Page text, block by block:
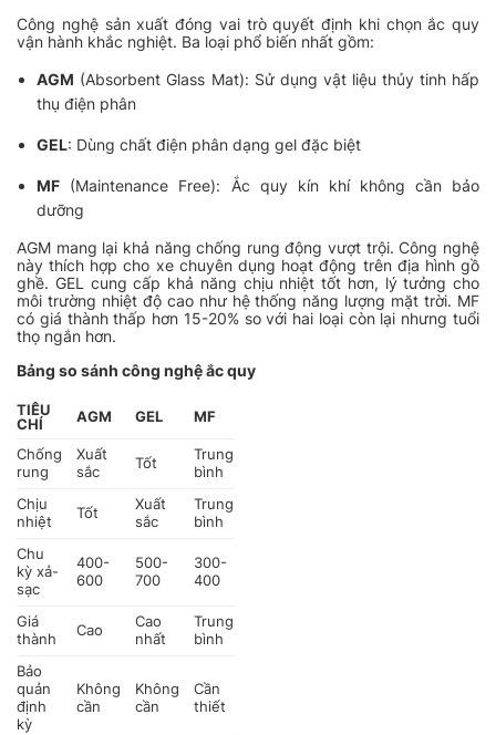
Công nghệ sản xuất đóng vai trò quyết định khi chọn ắc quy
vận hành khắc nghiệt. Ba loại phổ biến nhất gồm:
AGM (Absorbent Glass Mat): Sử dụng vật liệu thủy tinh hấp
thụ điện phân
GEL: Dùng chất điện phân dạng gel đặc biệt
MF (Maintenance Free): Ắc quy kín khí không cần bảo
dưỡng
AGM mang lại khả năng chống rung động vượt trội. Công nghệ
này thích hợp cho xe chuyên dụng hoạt động trên địa hình gồ
ghề. GEL cung cấp khả năng chịu nhiệt tốt hơn, lý tưởng cho
môi trường nhiệt độ cao như hệ thống năng lượng mặt trời. MF
có giá thành thấp hơn 15-20% so với hai loại còn lại nhưng tuổi
thọ ngắn hơn.
Bảng so sánh công nghệ ắc quy
TIÊU
CHÍ
AGM GEL MF
Chống
rung
Xuất
sắc
Tốt
Trung
bình
Chịu
nhiệt
Tốt
Xuất
sắc
Trung
bình
Chu
kỳ xả-
sạc
400-
600
500-
700
300-
400
Giá
thành
Cao
Cao
nhất
Trung
bình
Bảo
quản
định
kỳ
Không
cần
Không
cần
Cần
thiết